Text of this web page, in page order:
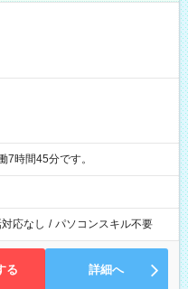
実働7時間45分です。
応なし / パソコンスキル不要
る 詳細へ